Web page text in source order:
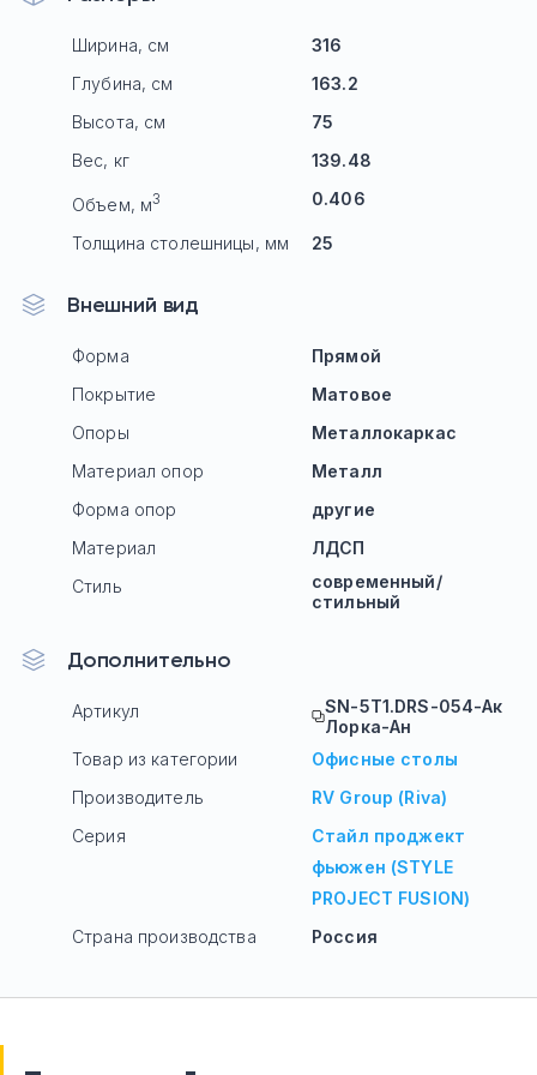
Ширина, см
316
Глубина, см
163.2
Высота, см
75
Вес, кг
139.48
Объем, м3 0.406
Толщина столешницы, мм 25
Внешний вид
Форма
Прямой
Покрытие
Матовое
Опоры
Mеталлокаркас
Материал опор
Металл
Форма опор
другие
Материал
ЛДСП
Стиль
современный/
стильный
Дополнительно
Артикул
SN-5T1.DRS-054-Ак
Лорка-Ан
Товар из категории
Офисные столы
Производитель
RV Group (Riva)
Серия
Стайл проджект
фьюжен (STYLE
PROJECT FUSION)
Страна производства
Россия